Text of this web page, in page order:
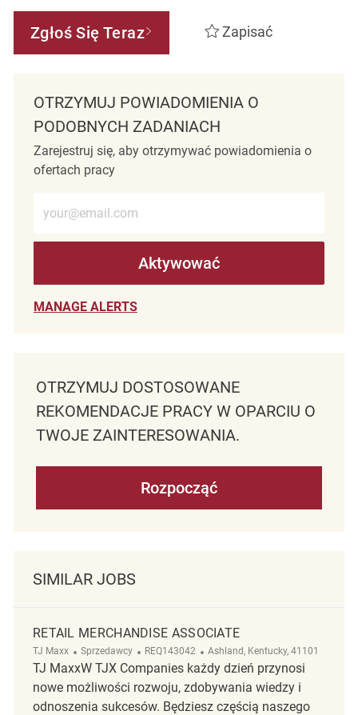
Zgłoś Się Teraz Zapisać
OTRZYMUJ POWIADOMIENIA O
PODOBNYCH ZADANIACH
Zarejestruj się, aby otrzymywać powiadomienia o
ofertach pracy
Aktywować
MANAGE ALERTS
OTRZYMUJ DOSTOSOWANE
REKOMENDACJE PRACY W OPARCIU O
TWOJE ZAINTERESOWANIA.
Rozpocząć
SIMILAR JOBS
RETAIL MERCHANDISE ASSOCIATE
TJ Maxx Kategoria
Sprzedawcy ReqId
REQ143042 Lokalizacja
Ashland, Kentucky, 41101
TJ MaxxW TJX Companies każdy dzień przynosi
nowe możliwości rozwoju, zdobywania wiedzy i
odnoszenia sukcesów. Będziesz częścią naszego